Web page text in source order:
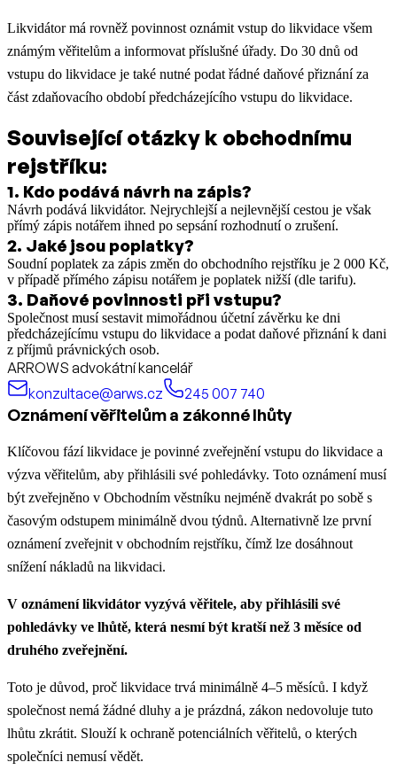
Likvidátor má rovněž povinnost oznámit vstup do likvidace všem
známým věřitelům a informovat příslušné úřady. Do 30 dnů od
vstupu do likvidace je také nutné podat řádné daňové přiznání za
část zdaňovacího období předcházejícího vstupu do likvidace.
Související otázky k obchodnímu
rejstříku:
1. Kdo podává návrh na zápis?
Návrh podává likvidátor. Nejrychlejší a nejlevnější cestou je však
přímý zápis notářem ihned po sepsání rozhodnutí o zrušení.
2. Jaké jsou poplatky?
Soudní poplatek za zápis změn do obchodního rejstříku je 2 000 Kč,
v případě přímého zápisu notářem je poplatek nižší (dle tarifu).
3. Daňové povinnosti při vstupu?
Společnost musí sestavit mimořádnou účetní závěrku ke dni
předcházejícímu vstupu do likvidace a podat daňové přiznání k dani
z příjmů právnických osob.
ARROWS advokátní kancelář
konzultace@arws.cz
245 007 740
Oznámení věřitelům a zákonné lhůty
Klíčovou fází likvidace je povinné zveřejnění vstupu do likvidace a
výzva věřitelům, aby přihlásili své pohledávky. Toto oznámení musí
být zveřejněno v Obchodním věstníku nejméně dvakrát po sobě s
časovým odstupem minimálně dvou týdnů. Alternativně lze první
oznámení zveřejnit v obchodním rejstříku, čímž lze dosáhnout
snížení nákladů na likvidaci.
V oznámení likvidátor vyzývá věřitele, aby přihlásili své
pohledávky ve lhůtě, která nesmí být kratší než 3 měsíce od
druhého zveřejnění.
Toto je důvod, proč likvidace trvá minimálně 4–5 měsíců. I když
společnost nemá žádné dluhy a je prázdná, zákon nedovoluje tuto
lhůtu zkrátit. Slouží k ochraně potenciálních věřitelů, o kterých
společníci nemusí vědět.